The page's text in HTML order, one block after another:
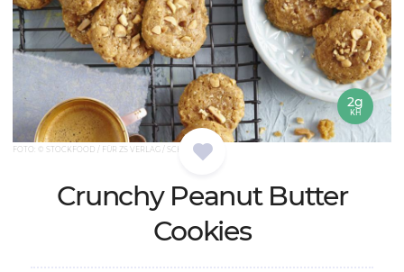
FOTO: © STOCKFOOD / FÜR ZS VERLAG / SCHÜTZ, ANKE
2g
KH
Crun­chy Pea­nut But­ter
Coo­kies